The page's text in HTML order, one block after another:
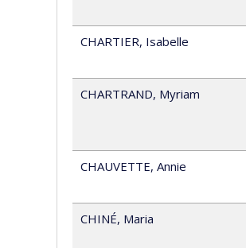
CHARTIER, Isabelle
CHARTRAND, Myriam
CHAUVETTE, Annie
CHINÉ, Maria